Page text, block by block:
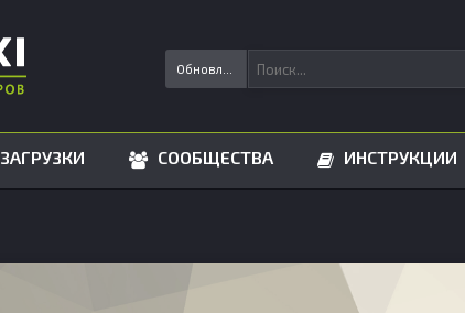
ЗАГРУЗКИ СООБЩЕСТВА ИНСТРУКЦИИ